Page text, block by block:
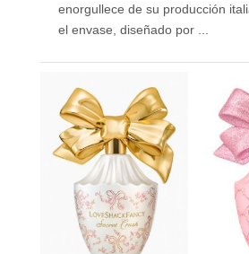
enorgullece de su producción
el envase, diseñado por ...